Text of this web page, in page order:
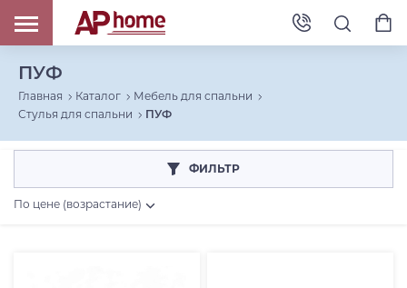
ПУФ
Главная Каталог
Мебель для спальни
Стулья для спальни
ПУФ
ФИЛЬТР
По цене (возрастание)